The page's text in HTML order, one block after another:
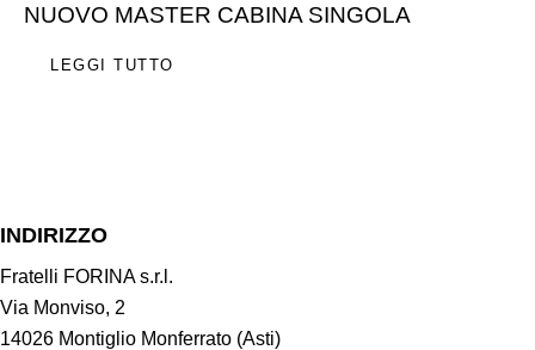
NUOVO MASTER CABINA SINGOLA
LEGGI TUTTO
INDIRIZZO
Fratelli FORINA s.r.l.
Via Monviso, 2
14026 Montiglio Monferrato (Asti)